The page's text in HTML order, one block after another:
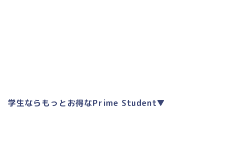
学生ならもっとお得なPrime Student▼